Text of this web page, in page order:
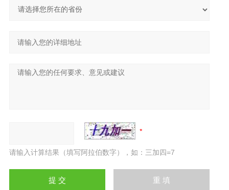
请输入计算结果（填写阿拉伯数字），如：三加四=7